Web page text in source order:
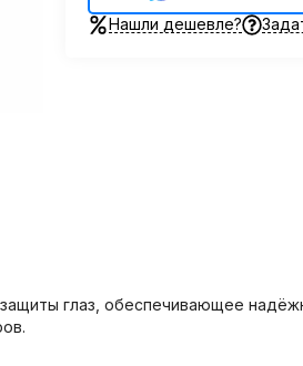
Нашли дешевле?
глаз, обеспечивающее